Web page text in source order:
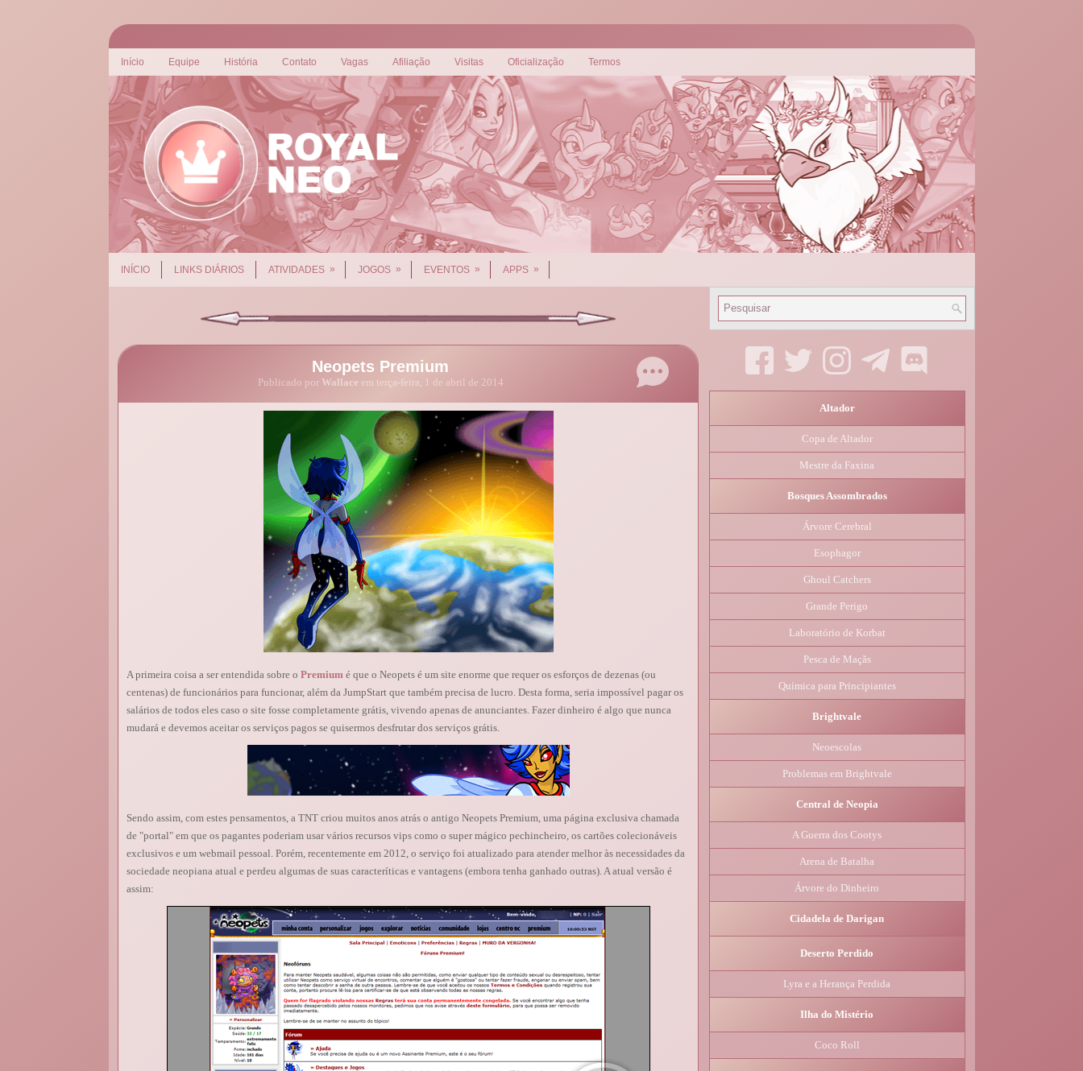
Início Equipe História Contato Vagas Afiliação Visitas Oficialização Termos
INÍCIO LINKS DIÁRIOS ATIVIDADES » JOGOS » EVENTOS » APPS »
Neopets Premium
Publicado por Wallace em terça-feira, 1 de abril de 2014
A primeira coisa a ser entendida sobre o Premium é que o Neopets é um site enorme que requer os esforços de dezenas (ou
centenas) de funcionários para funcionar, além da JumpStart que também precisa de lucro. Desta forma, seria impossível pagar os
salários de todos eles caso o site fosse completamente grátis, vivendo apenas de anunciantes. Fazer dinheiro é algo que nunca
mudará e devemos aceitar os serviços pagos se quisermos desfrutar dos serviços grátis.
Sendo assim, com estes pensamentos, a TNT criou muitos anos atrás o antigo Neopets Premium, uma página exclusiva chamada
de "portal" em que os pagantes poderiam usar vários recursos vips como o super mágico pechincheiro, os cartões colecionáveis
exclusivos e um webmail pessoal. Porém, recentemente em 2012, o serviço foi atualizado para atender melhor às necessidades da
sociedade neopiana atual e perdeu algumas de suas caracteríticas e vantagens (embora tenha ganhado outras). A atual versão é
assim:
Altador
Copa de Altador
Mestre da Faxina
Bosques Assombrados
Árvore Cerebral
Esophagor
Ghoul Catchers
Grande Perigo
Laboratório de Korbat
Pesca de Maçãs
Química para Principiantes
Brightvale
Neoescolas
Problemas em Brightvale
Central de Neopia
A Guerra dos Cootys
Arena de Batalha
Árvore do Dinheiro
Cidadela de Darigan
Deserto Perdido
Lyra e a Herança Perdida
Ilha do Mistério
Coco Roll